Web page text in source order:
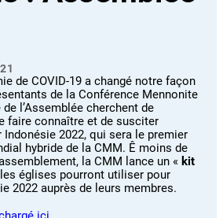
de COVID-19 a changé notre façon
de la Conférence Mennonite
l’Assemblée cherchent de
faire connaître et de susciter
Indonésie 2022, qui sera le premier
hybride de la CMM. Ê moins de
la CMM lance un « kit
églises pourront utiliser pour
2022 auprès de leurs membres.